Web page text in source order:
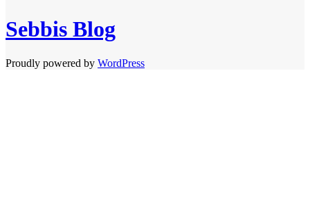
Sebbis Blog
Proudly powered by WordPress